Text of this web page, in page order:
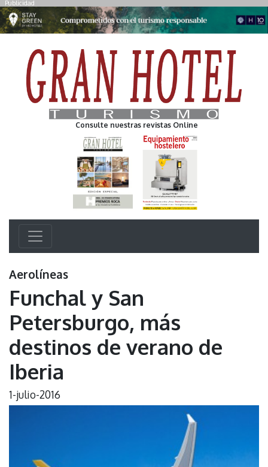
Publicidad
Consulte nuestras revistas Online
Aerolíneas
Funchal y San
Petersburgo, más
destinos de verano de
Iberia
1-julio-2016